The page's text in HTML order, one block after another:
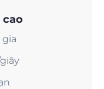
cao
gia